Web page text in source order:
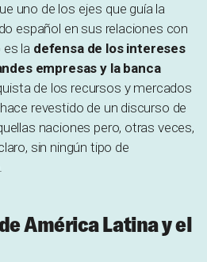
uno de los ejes que guía la
español en sus relaciones con
es la defensa de los intereses
empresas y la banca
de los recursos y mercados
revestido de un discurso de
naciones pero, otras veces,
sin ningún tipo de
América Latina y el